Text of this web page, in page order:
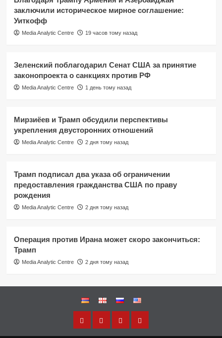
заключили историческое мирное соглашение:
Уиткофф
Media Analytic Centre 19 часов тому назад
Зеленский поблагодарил Сенат США за принятие
законопроекта о санкциях против РФ
Media Analytic Centre 1 день тому назад
Мирзиёев и Трамп обсудили перспективы
укрепления двусторонних отношений
Media Analytic Centre 2 дня тому назад
Трамп подписал два указа об ограничении
предоставления гражданства США по праву
рождения
Media Analytic Centre 2 дня тому назад
Операция против Ирана может скоро закончиться:
Трамп
Media Analytic Centre 2 дня тому назад